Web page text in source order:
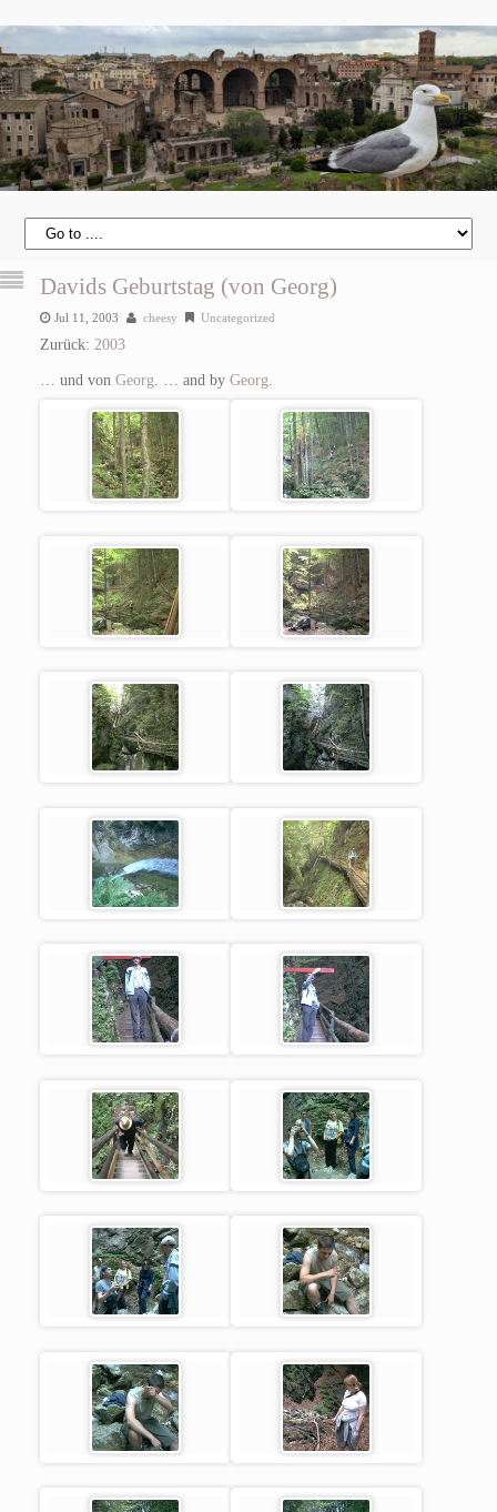
Davids Geburtstag (von Georg)
Jul 11, 2003 cheesy Uncategorized
Zurück: 2003
… und von Georg … and by Georg